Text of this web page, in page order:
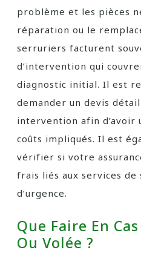
problème et les pièces
réparation ou le
serruriers facturent
d’intervention qui
diagnostic initial. Il est
demander un devis
intervention afin d’avoir
coûts impliqués. Il est
vérifier si votre
frais liés aux services de
d’urgence.
Que Faire En
Ou Volée ?